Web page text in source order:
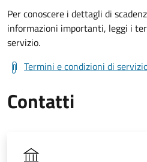
Per conoscere i dettagli di
informazioni importanti, leggi i
servizio.
Termini e condizioni di
Contatti